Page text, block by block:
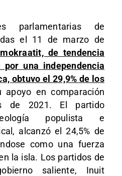
parlamentarias de
el 11 de marzo de
de tendencia
una independencia
obtuvo el 29,9% de los
apoyo en comparación
de 2021. El partido
populista e
alcanzó el 24,5% de
como una fuerza
la isla. Los partidos de
saliente, Inuit